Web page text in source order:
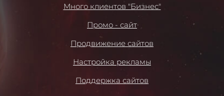
Много клиентов "Бизнес"
Промо - сайт
Продвижение сайтов
Настройка рекламы
Поддержка сайтов